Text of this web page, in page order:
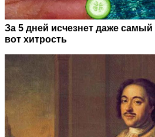
За 5 дней исчезнет даже
вот хитрость